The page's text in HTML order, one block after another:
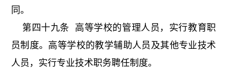
同。
第四十九条 高等学校的管理人员，实行教育职
员制度。高等学校的教学辅助人员及其他专业技术
人员，实行专业技术职务聘任制度。